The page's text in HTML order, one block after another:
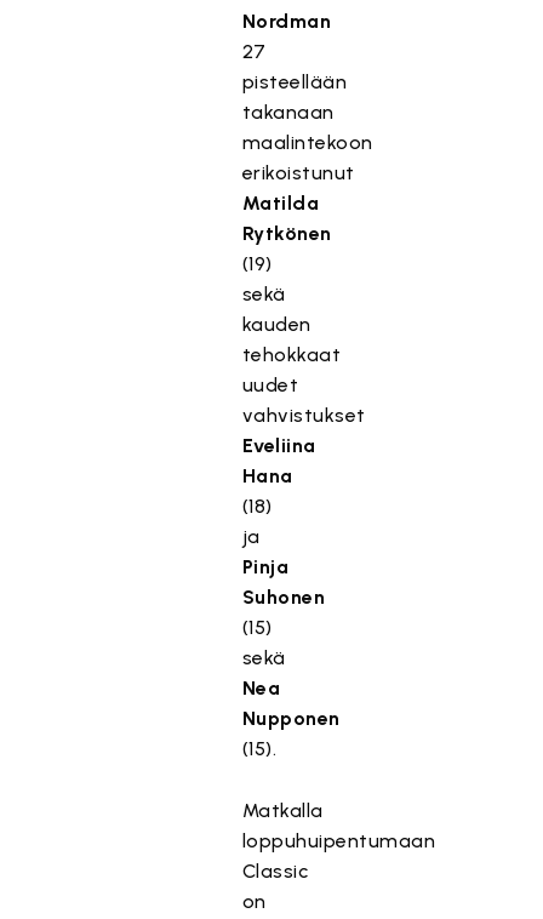
Nordman
27
pisteellään
takanaan
maalintekoon
erikoistunut
Matilda
Rytkönen
(19)
sekä
kauden
tehokkaat
uudet
vahvistukset
Eveliina
Hana
(18)
ja
Pinja
Suhonen
(15)
sekä
Nea
Nupponen
(15).
Matkalla
loppuhuipentumaan
Classic
on